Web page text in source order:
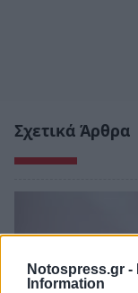
Notospress.gr -
Information
Σχετικά Άρθρα